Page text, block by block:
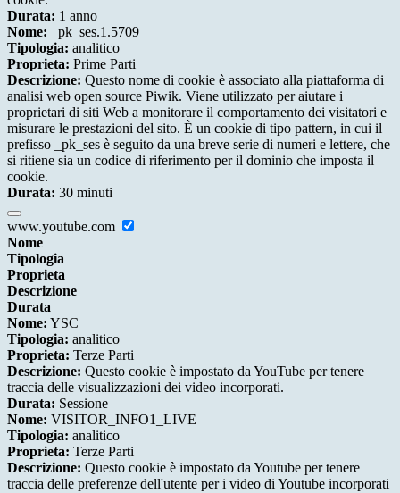
Durata: 1 anno
Nome: _pk_ses.1.5709
Tipologia: analitico
Proprieta: Prime Parti
Descrizione: Questo nome di cookie è associato alla piattaforma di
analisi web open source Piwik. Viene utilizzato per aiutare i
proprietari di siti Web a monitorare il comportamento dei visitatori e
misurare le prestazioni del sito. È un cookie di tipo pattern, in cui il
prefisso _pk_ses è seguito da una breve serie di numeri e lettere, che
si ritiene sia un codice di riferimento per il dominio che imposta il
cookie.
Durata: 30 minuti
www.youtube.com
Nome
Tipologia
Proprieta
Descrizione
Durata
Nome: YSC
Tipologia: analitico
Proprieta: Terze Parti
Descrizione: Questo cookie è impostato da YouTube per tenere
traccia delle visualizzazioni dei video incorporati.
Durata: Sessione
Nome: VISITOR_INFO1_LIVE
Tipologia: analitico
Proprieta: Terze Parti
Descrizione: Questo cookie è impostato da Youtube per tenere
traccia delle preferenze dell'utente per i video di Youtube incorporati